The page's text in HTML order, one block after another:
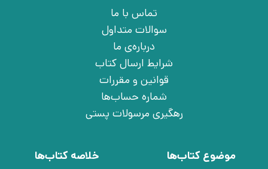
تماس با ما
سوالات متداول
درباره‌ی ما
شرایط ارسال کتاب
قوانین و مقررات
شماره حساب‌ها
رهگیری مرسولات پستی
موضوع کتاب‌ها
خلاصه کتاب‌ها